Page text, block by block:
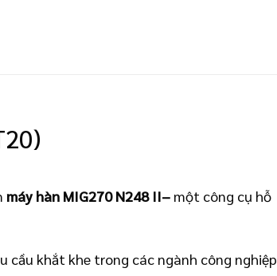
máy hàn MIG270 N248 II– một công cụ hỗ
khắt khe trong các ngành công nghiệp